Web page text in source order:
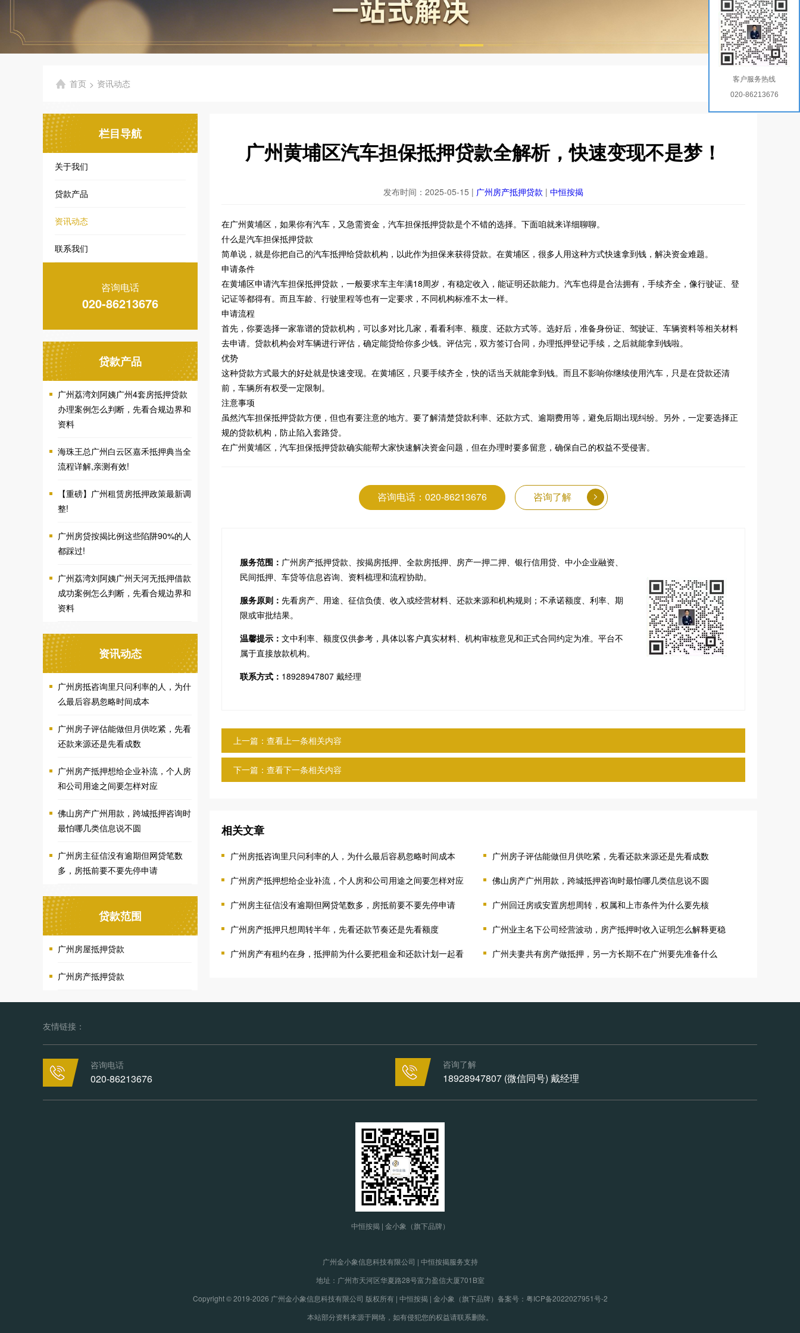
首页 > 资讯动态
栏目导航
关于我们
贷款产品
资讯动态
联系我们
咨询电话
020-86213676
贷款产品
广州荔湾刘阿姨广州4套房抵押贷款
办理案例怎么判断，先看合规边界和
资料
海珠王总广州白云区嘉禾抵押典当全
流程详解,亲测有效!
【重磅】广州租赁房抵押政策最新调
整!
广州房贷按揭比例这些陷阱90%的人
都踩过!
广州荔湾刘阿姨广州天河无抵押借款
成功案例怎么判断，先看合规边界和
资料
资讯动态
广州房抵咨询里只问利率的人，为什
么最后容易忽略时间成本
广州房子评估能做但月供吃紧，先看
还款来源还是先看成数
广州房产抵押想给企业补流，个人房
和公司用途之间要怎样对应
佛山房产广州用款，跨城抵押咨询时
最怕哪几类信息说不圆
广州房主征信没有逾期但网贷笔数
多，房抵前要不要先停申请
贷款范围
广州房屋抵押贷款
广州房产抵押贷款
广州黄埔区汽车担保抵押贷款全解析，快速变现不是梦！
发布时间：2025-05-15 | 广州房产抵押贷款 | 中恒按揭
在广州黄埔区，如果你有汽车，又急需资金，汽车担保抵押贷款是个不错的选择。下面咱就来详细聊聊。
什么是汽车担保抵押贷款
简单说，就是你把自己的汽车抵押给贷款机构，以此作为担保来获得贷款。在黄埔区，很多人用这种方式快速拿到钱，解决资金难题。
申请条件
在黄埔区申请汽车担保抵押贷款，一般要求车主年满18周岁，有稳定收入，能证明还款能力。汽车也得是合法拥有，手续齐全，像行驶证、登
记证等都得有。而且车龄、行驶里程等也有一定要求，不同机构标准不太一样。
申请流程
首先，你要选择一家靠谱的贷款机构，可以多对比几家，看看利率、额度、还款方式等。选好后，准备身份证、驾驶证、车辆资料等相关材料
去申请。贷款机构会对车辆进行评估，确定能贷给你多少钱。评估完，双方签订合同，办理抵押登记手续，之后就能拿到钱啦。
优势
这种贷款方式最大的好处就是快速变现。在黄埔区，只要手续齐全，快的话当天就能拿到钱。而且不影响你继续使用汽车，只是在贷款还清
前，车辆所有权受一定限制。
注意事项
虽然汽车担保抵押贷款方便，但也有要注意的地方。要了解清楚贷款利率、还款方式、逾期费用等，避免后期出现纠纷。另外，一定要选择正
规的贷款机构，防止陷入套路贷。
在广州黄埔区，汽车担保抵押贷款确实能帮大家快速解决资金问题，但在办理时要多留意，确保自己的权益不受侵害。
咨询电话：020-86213676 咨询了解
服务范围： 广州房产抵押贷款、按揭房抵押、全款房抵押、房产一押二押、银行信用贷、中小企业融资、
民间抵押、车贷等信息咨询、资料梳理和流程协助。
服务原则： 先看房产、用途、征信负债、收入或经营材料、还款来源和机构规则；不承诺额度、利率、期
限或审批结果。
温馨提示： 文中利率、额度仅供参考，具体以客户真实材料、机构审核意见和正式合同约定为准。平台不
属于直接放款机构。
联系方式： 18928947807 戴经理
上一篇：查看上一条相关内容
下一篇：查看下一条相关内容
相关文章
广州房抵咨询里只问利率的人，为什么最后容易忽略时间成本 广州房子评估能做但月供吃紧，先看还款来源还是先看成数
广州房产抵押想给企业补流，个人房和公司用途之间要怎样对应 佛山房产广州用款，跨城抵押咨询时最怕哪几类信息说不圆
广州房主征信没有逾期但网贷笔数多，房抵前要不要先停申请 广州回迁房或安置房想周转，权属和上市条件为什么要先核
广州房产抵押只想周转半年，先看还款节奏还是先看额度 广州业主名下公司经营波动，房产抵押时收入证明怎么解释更稳
广州房产有租约在身，抵押前为什么要把租金和还款计划一起看 广州夫妻共有房产做抵押，另一方长期不在广州要先准备什么
友情链接：
咨询电话
020-86213676
咨询了解
18928947807 (微信同号) 戴经理
中恒按揭 | 金小象（旗下品牌）
广州金小象信息科技有限公司 | 中恒按揭服务支持
地址：广州市天河区华夏路28号富力盈信大厦701B室
Copyright © 2019-2026 广州金小象信息科技有限公司 版权所有 | 中恒按揭 | 金小象（旗下品牌） 备案号：粤ICP备2022027951号-2
本站部分资料来源于网络，如有侵犯您的权益请联系删除。
客户服务热线
020-86213676